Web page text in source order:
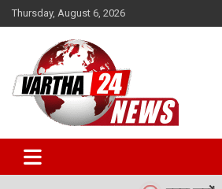
Skip
to
Thursday, August 6, 2026
Vartha 24